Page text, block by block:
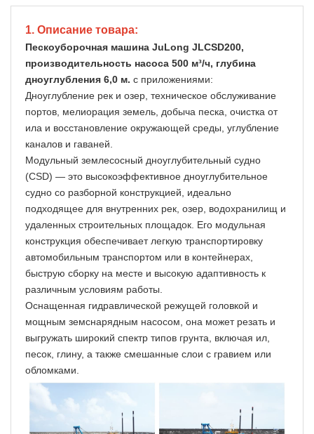
1. Описание товара:
Пескоуборочная машина JuLong JLCSD200,
производительность насоса 500 м³/ч, глубина
дноуглубления 6,0 м. с приложениями:
Дноуглубление рек и озер, техническое обслуживание
портов, мелиорация земель, добыча песка, очистка от
ила и восстановление окружающей среды, углубление
каналов и гаваней.
Модульный землесосный дноуглубительный судно
(CSD) — это высокоэффективное дноуглубительное
судно со разборной конструкцией, идеально
подходящее для внутренних рек, озер, водохранилищ и
удаленных строительных площадок. Его модульная
конструкция обеспечивает легкую транспортировку
автомобильным транспортом или в контейнерах,
быструю сборку на месте и высокую адаптивность к
различным условиям работы.
Оснащенная гидравлической режущей головкой и
мощным земснарядным насосом, она может резать и
выгружать широкий спектр типов грунта, включая ил,
песок, глину, а также смешанные слои с гравием или
обломками.